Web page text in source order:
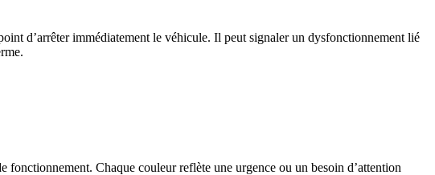
d’arrêter immédiatement le véhicule. Il peut signaler un dysfonctionnement lié
Chaque couleur reflète une urgence ou un besoin d’attention